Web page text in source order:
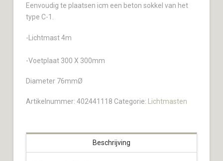
Eenvoudig te plaatsen icm een beton sokkel van het
type C-1.
-Lichtmast 4m
-Voetplaat 300 X 300mm
Diameter 76mmØ
Artikelnummer: 402441118 Categorie: Lichtmasten
Beschrijving